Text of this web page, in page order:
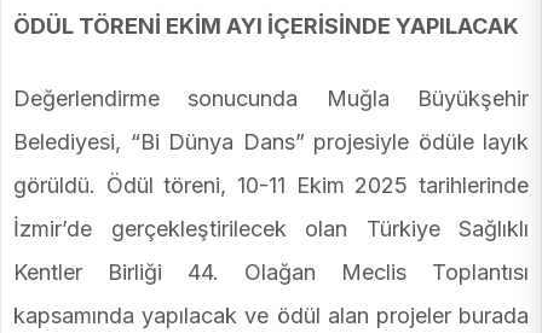
ÖDÜL TÖRENİ EKİM AYI İÇERİSİNDE YAPILACAK
Değerlendirme sonucunda Muğla Büyükşehir
Belediyesi, “Bi Dünya Dans” projesiyle ödüle layık
görüldü. Ödül töreni, 10-11 Ekim 2025 tarihlerinde
İzmir’de gerçekleştirilecek olan Türkiye Sağlıklı
Kentler Birliği 44. Olağan Meclis Toplantısı
kapsamında yapılacak ve ödül alan projeler burada